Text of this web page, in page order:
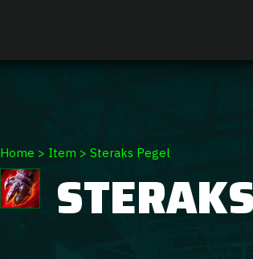
Home > Item > Steraks Pegel